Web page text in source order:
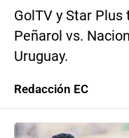
GolTV y Star
Peñarol vs.
Uruguay.
Redacción EC